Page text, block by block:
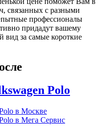
связанных с разными
профессионалы
придадут вашему
за самые короткие
Polo